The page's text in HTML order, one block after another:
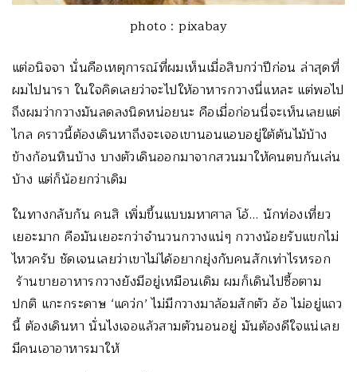
photo : pixabay
แต่อนิจจา นั่นคือเหตุการณ์ที่ผมเห็นเมื่อสิบกว่าปีก่อน ล่าสุดที่
ผมไปนารา ในใจคิดเลยว่าจะไปให้อาหารกวางนี่แหละ แต่พอไป
ถึงผมว่ากวางมันลดลงนิดหน่อยนะ คือเมื่อก่อนนี่จะเห็นเลยแต่
ไกล คราวนี้ต้องเดินหาถึงจะเจอเขานอนแอบอยู่ใต้ต้นไม้บ้าง
ข้างก้อนหินบ้าง บางตัวเดินออกมาจากสวนมาให้คนตบก้นเล่น
บ้าง แต่ก็น้อยกว่าเดิม
ในทางกลับกัน คนสิ เพิ่มขึ้นแบบมหาศาล โอ้… นักท่องเที่ยว
เยอะมาก คือมันเยอะกว่าจำนวนกวางแน่ๆ กวางน้อยรับแขกไม่
ไหวครับ ชัดเจนเลยว่าเขาไม่ได้อยากยุ่งกับคนสักเท่าไรหรอก
ร้านขายอาหารกวางยังมีอยู่เหมือนเดิม ผมก็เดินไปซื้อตาม
ปกติ แกะกระดาษ ‘แคว่ก’ ไม่มีกวางมาล้อมสักตัว อ้อ ไม่อยู่แถว
นี้ ต้องเดินหา นั่นไงเจอแล้วสามตัวนอนอยู่ มันต้องดีใจแน่เลย
มีคนเอาอาหารมาให้